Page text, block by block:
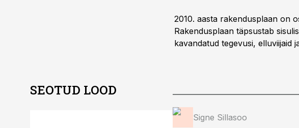
2010. aasta rakendusplaan on
Rakendusplaan täpsustab
kavandatud tegevusi, elluviijaid
Signe Sillasoo
SEOTUD LOOD